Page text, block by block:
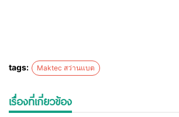
tags: Maktec สว่านแบต
เรื่องที่เกี่ยวข้อง